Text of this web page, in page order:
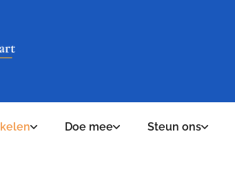
Doe mee Steun ons